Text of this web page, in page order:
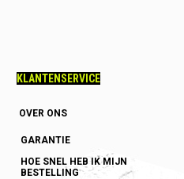
KLANTENSERVICE
OVER ONS
GARANTIE
HOE SNEL HEB IK MIJN
BESTELLING